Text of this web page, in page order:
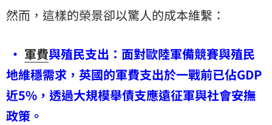
然而，這樣的榮景卻以驚人的成本維繫：
• 軍費與殖民支出：面對歐陸軍備競賽與殖民
地維穩需求，英國的軍費支出於一戰前已佔GDP
近5%，透過大規模舉債支應遠征軍與社會安撫
政策。